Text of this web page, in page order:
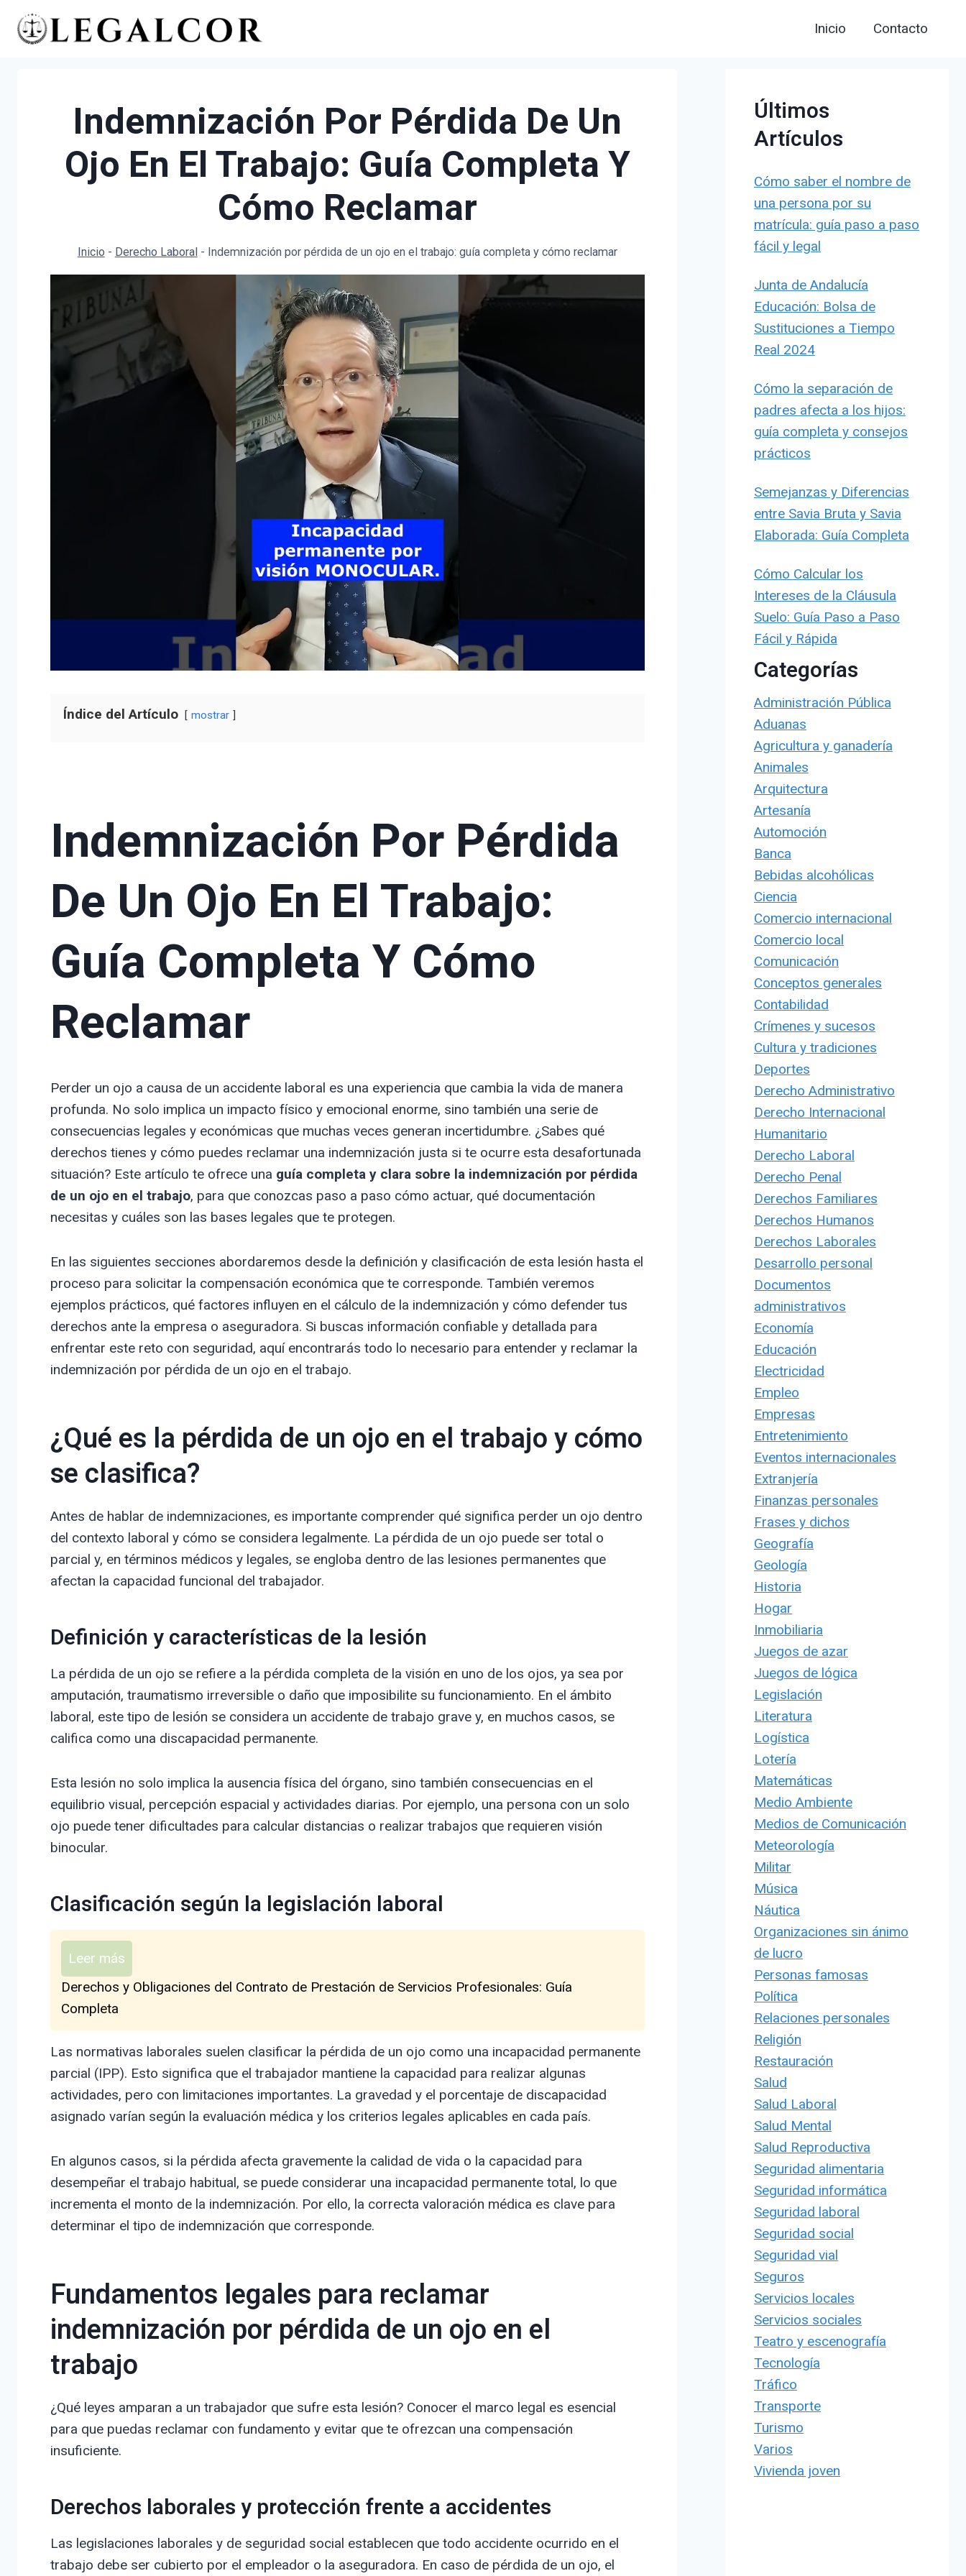
Saltar
Inicio Contacto
Indemnización Por Pérdida De Un
Ojo En El Trabajo: Guía Completa Y
Cómo Reclamar
Inicio - Derecho Laboral- Indemnización por pérdida de un ojo en el trabajo: guía completa y cómo reclamar
Índice del Artículo mostrar
Indemnización Por Pérdida
De Un Ojo En El Trabajo:
Guía Completa Y Cómo
Reclamar
Perder un ojo a causa de un accidente laboral es una experiencia que cambia la vida de manera
profunda. No solo implica un impacto físico y emocional enorme, sino también una serie de
consecuencias legales y económicas que muchas veces generan incertidumbre. ¿Sabes qué
derechos tienes y cómo puedes reclamar una indemnización justa si te ocurre esta desafortunada
situación? Este artículo te ofrece una guía completa y clara sobre la indemnización por pérdida
de un ojo en el trabajo, para que conozcas paso a paso cómo actuar, qué documentación
necesitas y cuáles son las bases legales que te protegen.
En las siguientes secciones abordaremos desde la definición y clasificación de esta lesión hasta el
proceso para solicitar la compensación económica que te corresponde. También veremos
ejemplos prácticos, qué factores influyen en el cálculo de la indemnización y cómo defender tus
derechos ante la empresa o aseguradora. Si buscas información confiable y detallada para
enfrentar este reto con seguridad, aquí encontrarás todo lo necesario para entender y reclamar la
indemnización por pérdida de un ojo en el trabajo.
¿Qué es la pérdida de un ojo en el trabajo y cómo
se clasifica?
Antes de hablar de indemnizaciones, es importante comprender qué significa perder un ojo dentro
del contexto laboral y cómo se considera legalmente. La pérdida de un ojo puede ser total o
parcial y, en términos médicos y legales, se engloba dentro de las lesiones permanentes que
afectan la capacidad funcional del trabajador.
Definición y características de la lesión
La pérdida de un ojo se refiere a la pérdida completa de la visión en uno de los ojos, ya sea por
amputación, traumatismo irreversible o daño que imposibilite su funcionamiento. En el ámbito
laboral, este tipo de lesión se considera un accidente de trabajo grave y, en muchos casos, se
califica como una discapacidad permanente.
Esta lesión no solo implica la ausencia física del órgano, sino también consecuencias en el
equilibrio visual, percepción espacial y actividades diarias. Por ejemplo, una persona con un solo
ojo puede tener dificultades para calcular distancias o realizar trabajos que requieren visión
binocular.
Clasificación según la legislación laboral
Leer más
Derechos y Obligaciones del Contrato de Prestación de Servicios Profesionales: Guía
Completa
Las normativas laborales suelen clasificar la pérdida de un ojo como una incapacidad permanente
parcial (IPP). Esto significa que el trabajador mantiene la capacidad para realizar algunas
actividades, pero con limitaciones importantes. La gravedad y el porcentaje de discapacidad
asignado varían según la evaluación médica y los criterios legales aplicables en cada país.
En algunos casos, si la pérdida afecta gravemente la calidad de vida o la capacidad para
desempeñar el trabajo habitual, se puede considerar una incapacidad permanente total, lo que
incrementa el monto de la indemnización. Por ello, la correcta valoración médica es clave para
determinar el tipo de indemnización que corresponde.
Fundamentos legales para reclamar
indemnización por pérdida de un ojo en el
trabajo
¿Qué leyes amparan a un trabajador que sufre esta lesión? Conocer el marco legal es esencial
para que puedas reclamar con fundamento y evitar que te ofrezcan una compensación
insuficiente.
Derechos laborales y protección frente a accidentes
Las legislaciones laborales y de seguridad social establecen que todo accidente ocurrido en el
trabajo debe ser cubierto por el empleador o la aseguradora. En caso de pérdida de un ojo, el
Últimos
Artículos
Cómo saber el nombre de
una persona por su
matrícula: guía paso a paso
fácil y legal
Junta de Andalucía
Educación: Bolsa de
Sustituciones a Tiempo
Real 2024
Cómo la separación de
padres afecta a los hijos:
guía completa y consejos
prácticos
Semejanzas y Diferencias
entre Savia Bruta y Savia
Elaborada: Guía Completa
Cómo Calcular los
Intereses de la Cláusula
Suelo: Guía Paso a Paso
Fácil y Rápida
Categorías
Administración Pública
Aduanas
Agricultura y ganadería
Animales
Arquitectura
Artesanía
Automoción
Banca
Bebidas alcohólicas
Ciencia
Comercio internacional
Comercio local
Comunicación
Conceptos generales
Contabilidad
Crímenes y sucesos
Cultura y tradiciones
Deportes
Derecho Administrativo
Derecho Internacional
Humanitario
Derecho Laboral
Derecho Penal
Derechos Familiares
Derechos Humanos
Derechos Laborales
Desarrollo personal
Documentos
administrativos
Economía
Educación
Electricidad
Empleo
Empresas
Entretenimiento
Eventos internacionales
Extranjería
Finanzas personales
Frases y dichos
Geografía
Geología
Historia
Hogar
Inmobiliaria
Juegos de azar
Juegos de lógica
Legislación
Literatura
Logística
Lotería
Matemáticas
Medio Ambiente
Medios de Comunicación
Meteorología
Militar
Música
Náutica
Organizaciones sin ánimo
de lucro
Personas famosas
Política
Relaciones personales
Religión
Restauración
Salud
Salud Laboral
Salud Mental
Salud Reproductiva
Seguridad alimentaria
Seguridad informática
Seguridad laboral
Seguridad social
Seguridad vial
Seguros
Servicios locales
Servicios sociales
Teatro y escenografía
Tecnología
Tráfico
Transporte
Turismo
Varios
Vivienda joven